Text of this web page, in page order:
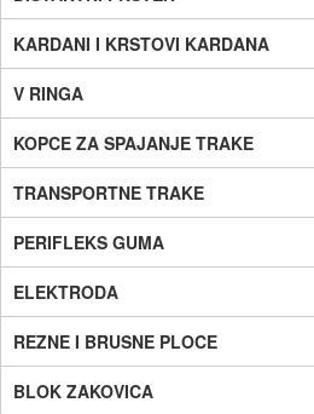
KARDANI I KRSTOVI KARDANA
V RINGA
KOPCE ZA SPAJANJE TRAKE
TRANSPORTNE TRAKE
PERIFLEKS GUMA
ELEKTRODA
REZNE I BRUSNE PLOCE
BLOK ZAKOVICA